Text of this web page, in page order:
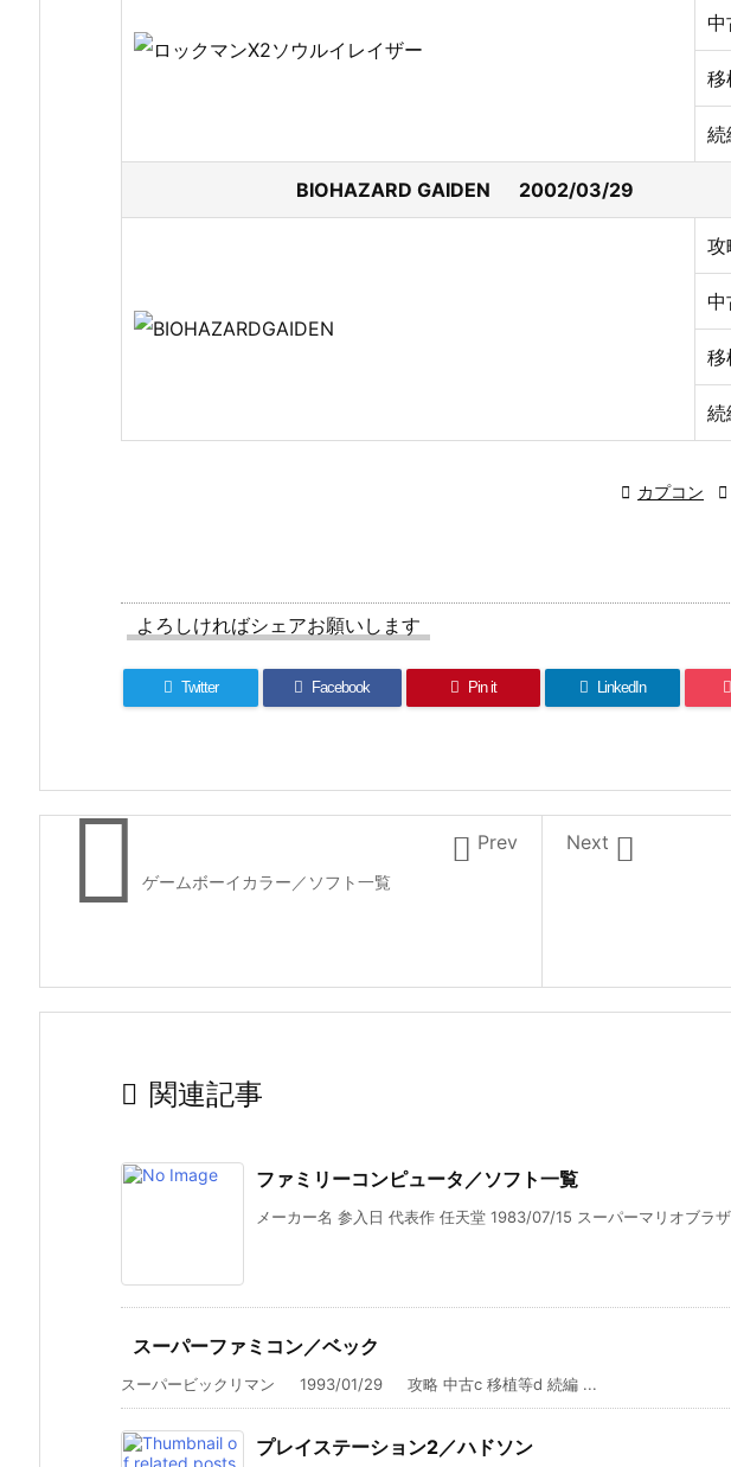
中
移
続
BIOHAZARD GAIDEN 2002/03/29
攻
中
移
続
 カプコン 
よろしければシェアお願いします
Twitter Facebook Pin it LinkedIn

Next
ゲームボーイカラー／ソフト一覧
 Prev
 関連記事
ファミリーコンピュータ／ソフト一覧
メーカー名 参入日 代表作 任天堂 1983/07/15 スーパーマリオブラ
スーパーファミコン／ベック
スーパービックリマン 1993/01/29 攻略 中古c 移植等d 続編 ...
プレイステーション2／ハドソン